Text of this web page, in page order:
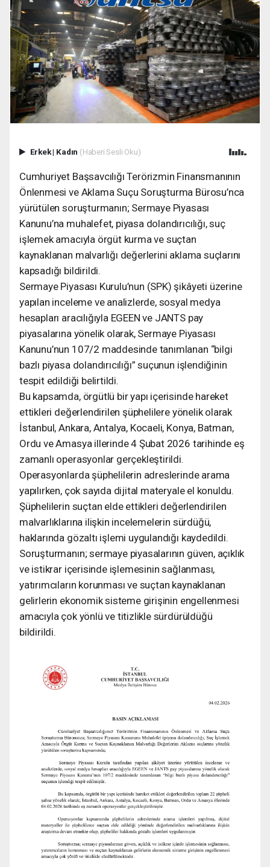
Erkek| Kadın (Haberi Sesli Oku)
Cumhuriyet Başsavcılığı Terörizmin Finansmanının
Önlenmesi ve Aklama Suçu Soruşturma Bürosu’nca
yürütülen soruşturmanın; Sermaye Piyasası
Kanunu’na muhalefet, piyasa dolandırıcılığı, suç
işlemek amacıyla örgüt kurma ve suçtan
kaynaklanan malvarlığı değerlerini aklama suçlarını
kapsadığı bildirildi.
Sermaye Piyasası Kurulu’nun (SPK) şikâyeti üzerine
yapılan inceleme ve analizlerde, sosyal medya
hesapları aracılığıyla EGEEN ve JANTS pay
piyasalarına yönelik olarak, Sermaye Piyasası
Kanunu’nun 107/2 maddesinde tanımlanan “bilgi
bazlı piyasa dolandırıcılığı” suçunun işlendiğinin
tespit edildiği belirtildi.
Bu kapsamda, örgütlü bir yapı içerisinde hareket
ettikleri değerlendirilen şüphelilere yönelik olarak
İstanbul, Ankara, Antalya, Kocaeli, Konya, Batman,
Ordu ve Amasya illerinde 4 Şubat 2026 tarihinde eş
zamanlı operasyonlar gerçekleştirildi.
Operasyonlarda şüphelilerin adreslerinde arama
yapılırken, çok sayıda dijital materyale el konuldu.
Şüphelilerin suçtan elde ettikleri değerlendirilen
malvarlıklarına ilişkin incelemelerin sürdüğü,
haklarında gözaltı işlemi uygulandığı kaydedildi.
Soruşturmanın; sermaye piyasalarının güven, açıklık
ve istikrar içerisinde işlemesinin sağlanması,
yatırımcıların korunması ve suçtan kaynaklanan
gelirlerin ekonomik sisteme girişinin engellenmesi
amacıyla çok yönlü ve titizlikle sürdürüldüğü
bildirildi.